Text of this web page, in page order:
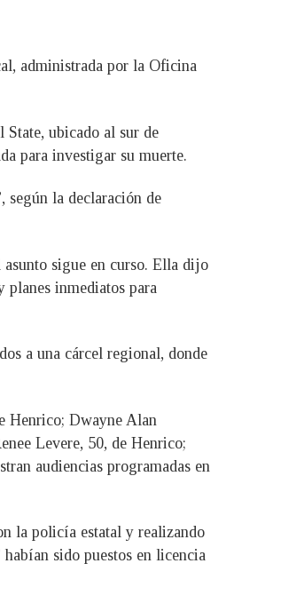
administrada por la Oficina
ubicado al sur de
para investigar su muerte.
según la declaración de
sigue en curso. Ella dijo
inmediatos para
a una cárcel regional, donde
Henrico; Dwayne Alan
Levere, 50, de Henrico;
audiencias programadas en
la policía estatal y realizando
sido puestos en licencia